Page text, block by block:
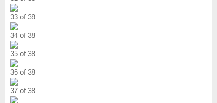
33 of 38
34 of 38
35 of 38
36 of 38
37 of 38